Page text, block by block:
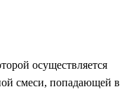
осуществляется
смеси, попадающей в